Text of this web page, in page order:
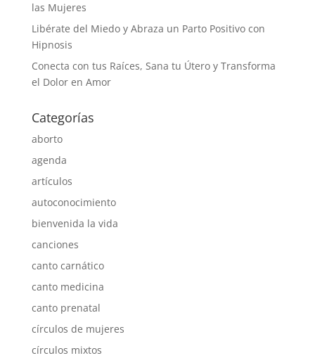
las Mujeres
Libérate del Miedo y Abraza un Parto Positivo con
Hipnosis
Conecta con tus Raíces, Sana tu Útero y Transforma
el Dolor en Amor
Categorías
aborto
agenda
artículos
autoconocimiento
bienvenida la vida
canciones
canto carnático
canto medicina
canto prenatal
círculos de mujeres
círculos mixtos